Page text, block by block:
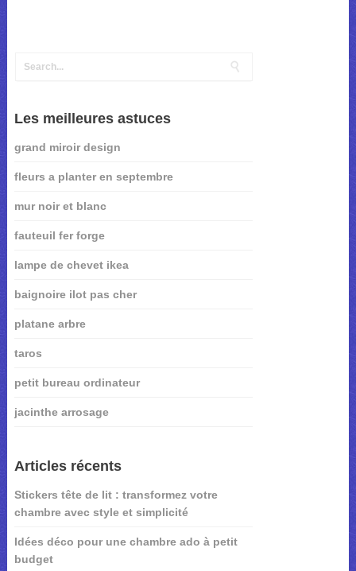
Les meilleures astuces
grand miroir design
fleurs a planter en septembre
mur noir et blanc
fauteuil fer forge
lampe de chevet ikea
baignoire ilot pas cher
platane arbre
taros
petit bureau ordinateur
jacinthe arrosage
Articles récents
Stickers tête de lit : transformez votre
chambre avec style et simplicité
Idées déco pour une chambre ado à petit
budget